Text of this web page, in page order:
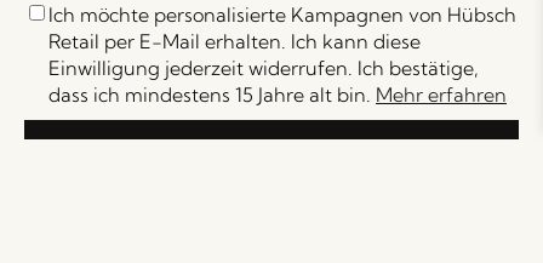
Ich möchte personalisierte Kampagnen von Hübsch
Retail per E-Mail erhalten. Ich kann diese
Einwilligung jederzeit widerrufen. Ich bestätige,
dass ich mindestens 15 Jahre alt bin. Mehr erfahren